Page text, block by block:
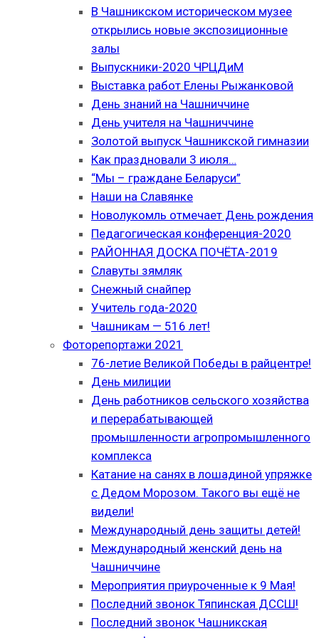
В Чашникском историческом музее
открылись новые экспозиционные
залы
Выпускники-2020 ЧРЦДиМ
Выставка работ Елены Рыжанковой
День знаний на Чашниччине
День учителя на Чашниччине
Золотой выпуск Чашникской гимназии
Как праздновали 3 июля…
“Мы – граждане Беларуси”
Наши на Славянке
Новолукомль отмечает День рождения
Педагогическая конференция-2020
РАЙОННАЯ ДОСКА ПОЧЁТА-2019
Славуты зямляк
Снежный снайпер
Учитель года-2020
Чашникам — 516 лет!
Фоторепортажи 2021
76-летие Великой Победы в райцентре!
День милиции
День работников сельского хозяйства
и перерабатывающей
промышленности агропромышленного
комплекса
Катание на санях в лошадиной упряжке
с Дедом Морозом. Такого вы ещё не
видели!
Международный день защиты детей!
Международный женский день на
Чашниччине
Мероприятия приуроченные к 9 Мая!
Последний звонок Тяпинская ДССШ!
Последний звонок Чашникская